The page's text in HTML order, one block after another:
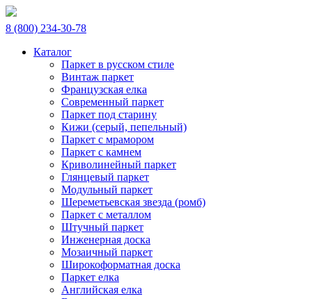
8 (800) 234-30-78
Каталог
Паркет в русском стиле
Винтаж паркет
Французская елка
Современный паркет
Паркет под старину
Кижи (серый, пепельный)
Паркет с мрамором
Паркет с камнем
Криволинейный паркет
Глянцевый паркет
Модульный паркет
Шереметьевская звезда (ромб)
Паркет с металлом
Штучный паркет
Инженерная доска
Мозаичный паркет
Широкоформатная доска
Паркет елка
Английская елка